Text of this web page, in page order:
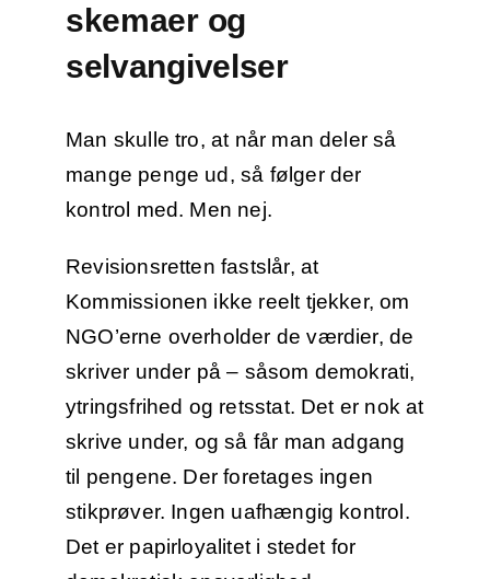
skemaer og
selvangivelser
Man skulle tro, at når man deler så
mange penge ud, så følger der
kontrol med. Men nej.
Revisionsretten fastslår, at
Kommissionen ikke reelt tjekker, om
NGO’erne overholder de værdier, de
skriver under på – såsom demokrati,
ytringsfrihed og retsstat. Det er nok at
skrive under, og så får man adgang
til pengene. Der foretages ingen
stikprøver. Ingen uafhængig kontrol.
Det er papirloyalitet i stedet for